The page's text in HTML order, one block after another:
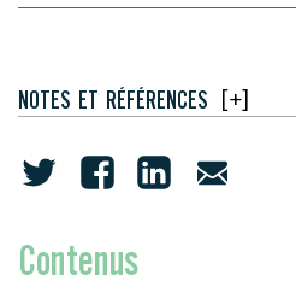
NOTES ET RÉFÉRENCES [+]
Contenus